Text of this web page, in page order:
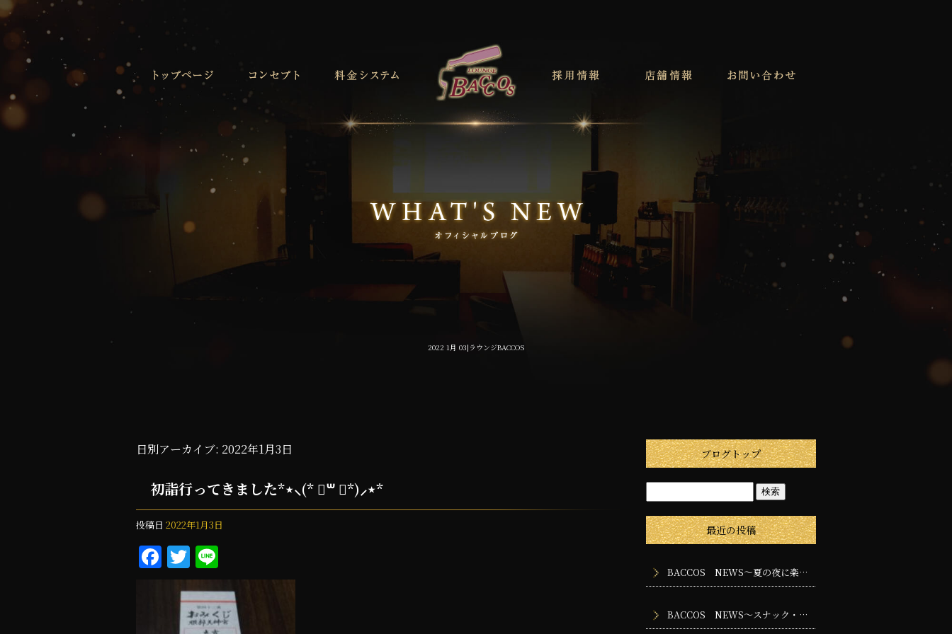
2022 1月 03|ラウンジBACCOS
日別アーカイブ: 2022年1月3日
初詣行ってきました*⋆⸜(* ॑꒳ ॑*)⸝⋆*
投稿日 2022年1月3日
F
a
T
w
it
te
n
e
ブログトップ
最近の投稿
BACCOS NEWS～夏の夜に楽しみたいスナック・バー・ラウンジの過ごし方
BACCOS NEWS～スナック・バー・ラウンジに求められる専門性とは